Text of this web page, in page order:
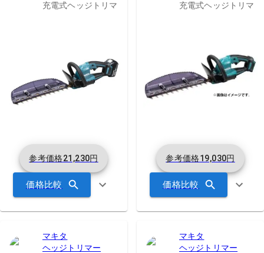
充電式ヘッジトリマ
参考価格21,230円
価格比較
充電式ヘッジトリマ
参考価格19,030円
価格比較
マキタ
ヘッジトリマー
マキタ
ヘッジトリマー